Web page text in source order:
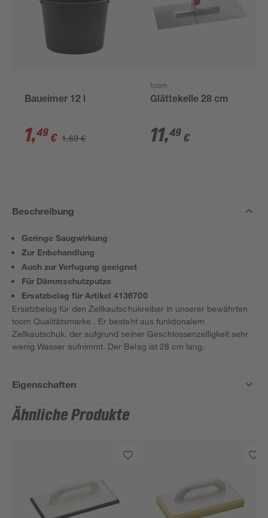
Baueimer 12 l
1,49 € 1,69 €
toom
Glättekelle 28 cm
11,49 €
Beschreibung
Geringe Saugwirkung
Zur Enbehandlung
Auch zur Verfugung geeignet
Für Dämmschutzputze
Ersatzbelag für Artikel 4136700
Ersatzbelag für den Zellkautschukreiber in unserer bewährten
toom Qualitätsmarke . Er besteht aus funktionalem
Zellkautschuk, der aufgrund seiner Geschlossenzelligkeit sehr
wenig Wasser aufnimmt. Der Belag ist 28 cm lang.
Eigenschaften
Ähnliche Produkte